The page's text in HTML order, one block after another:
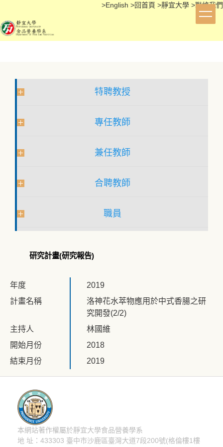
主
要
>English >回首頁 >靜宜大學 >聯絡我們
特聘教授
專任教師
兼任教師
合聘教師
職員
研究計畫(研究報告)
年度
2019
計畫名稱
洛神花水萃物應用於中式香腸之研
究開發(2/2)
主持人
林國維
開始月份
2018
結束月份
2019
本網站著作權屬於靜宜大學食品營養學系
地 址：433303 臺中市沙鹿區臺灣大道7段200號(格倫樓1樓